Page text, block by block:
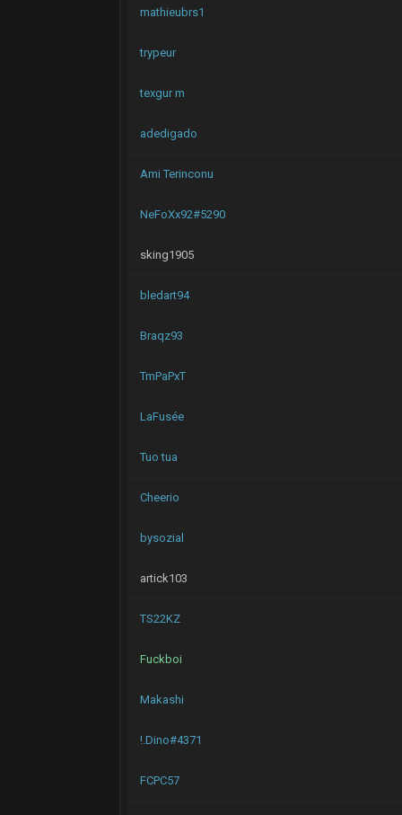
mathieubrs1
trypeur
texgur m
adedigado
Ami Terinconu
NeFoXx92#5290
sking1905
bledart94
Braqz93
TmPaPxT
LaFusée
Tuo tua
Cheerio
bysozial
artick103
TS22KZ
Fuckboi
Makashi
!.Dino#4371
FCPC57